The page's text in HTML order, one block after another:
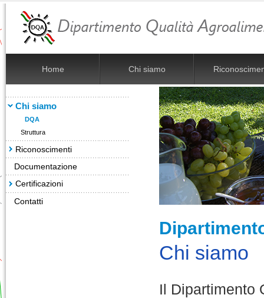
Home Chi siamo
Chi siamo
DQA
Struttura
Riconoscimenti
Documentazione
Certificazioni
Contatti
Chi siamo
Il Dipartimento